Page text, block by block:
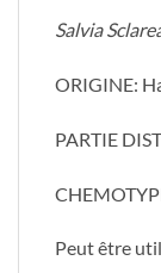
Salvia
ORIGINE:
PARTIE
Peut être